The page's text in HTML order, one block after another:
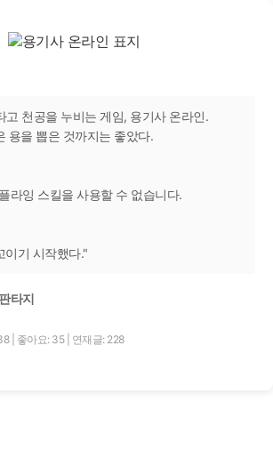
고 천공을 누비는 게임, 용기사 온라인.
용을 뽑은 것까지는 좋았다.
라잉 스킬을 사용할 수 없습니다.
이기 시작했다."
타지
좋아요: 35 연재글: 228